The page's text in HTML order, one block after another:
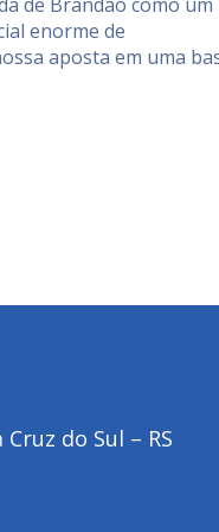
enorme de
aposta em uma
do Sul – RS